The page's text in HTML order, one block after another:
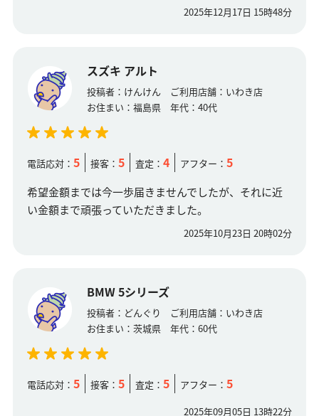
2025年12月17日 15時48分
スズキ アルト
投稿者： けんけん ご利用店舗： いわき店
お住まい： 福島県 年代： 40代
電話応対： 5 接客： 5 査定： 4 アフター： 5
希望金額までは今一歩届きませんでしたが、それに近
い金額まで頑張っていただきました。
2025年10月23日 20時02分
BMW 5シリーズ
投稿者： どんぐり ご利用店舗： いわき店
お住まい： 茨城県 年代： 60代
電話応対： 5 接客： 5 査定： 5 アフター： 5
2025年09月05日 13時22分